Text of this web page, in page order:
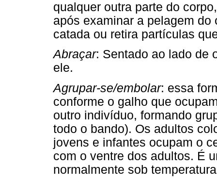
qualquer outra parte do
após examinar a pelagem
catada ou retira partículas
Abraçar: Sentado ao lado de
ele.
Agrupar-se/embolar: essa
conforme o galho que
outro indivíduo, formando
todo o bando). Os adultos
jovens e infantes ocupam o
com o ventre dos adultos. É
normalmente sob